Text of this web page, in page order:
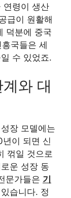
연령이 생산
급이 원활해
덕분에 중국
국들은 세
수 있었죠.
와 대
장 모델에는
이 되면 신
꺾일 것으로
운 성장 동
문가들은 기
습니다. 정